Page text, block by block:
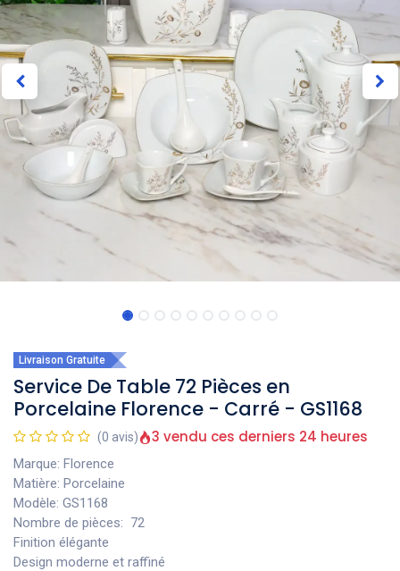
Livraison Gratuite
Service De Table 72 Pièces en
Porcelaine Florence - Carré - GS1168
(0 avis) 3 vendu ces derniers 24 heures
Marque: Florence
Matière: Porcelaine
Modèle: GS1168
Nombre de pièces: 72
Finition élégante
Design moderne et raffiné